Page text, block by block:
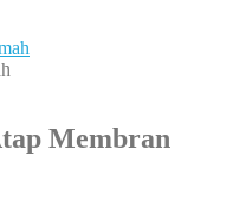
Membran